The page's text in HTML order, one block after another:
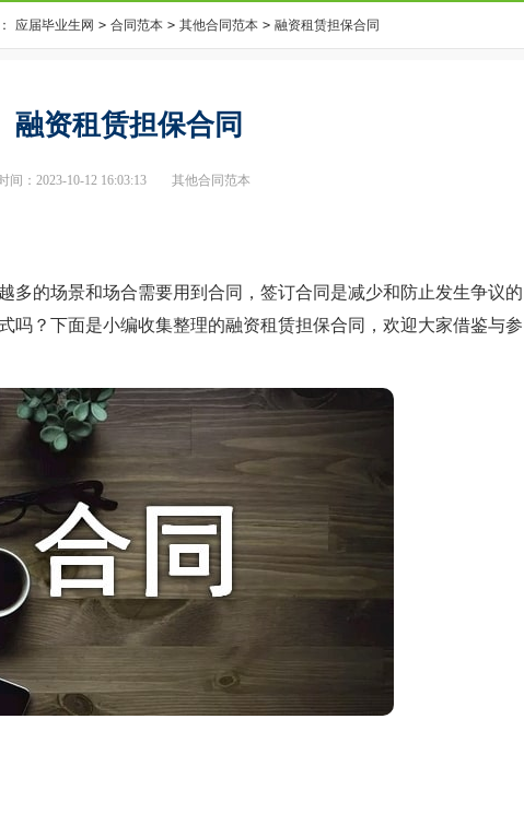
应届毕业生网 > 合同范本 > 其他合同范本 > 融资租赁担保合同
融资租赁担保合同
间：2023-10-12 16:03:13 其他合同范本
的场景和场合需要用到合同，签订合同是减少和防止发生争议的
吗？下面是小编收集整理的融资租赁担保合同，欢迎大家借鉴与参